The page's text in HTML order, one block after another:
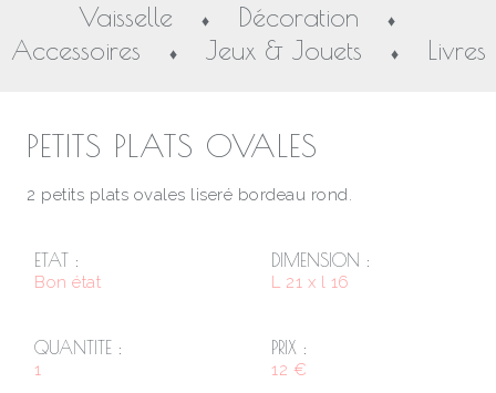
Vaisselle ♦ Décoration ♦
Accessoires ♦ Jeux & Jouets ♦ Livres
PETITS PLATS OVALES
2 petits plats ovales liseré bordeau rond.
ETAT :
Bon état
DIMENSION :
L 21 x l 16
QUANTITE :
1
PRIX :
12 €